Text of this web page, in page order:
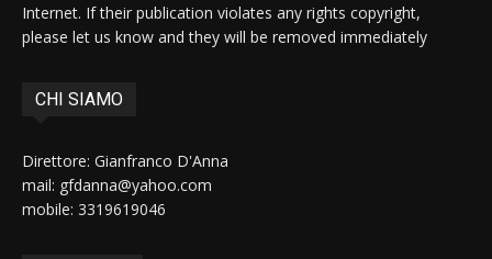
Internet. If their publication violates any rights copyright,
please let us know and they will be removed immediately
CHI SIAMO
Direttore: Gianfranco D'Anna
mail: gfdanna@yahoo.com
mobile: 3319619046